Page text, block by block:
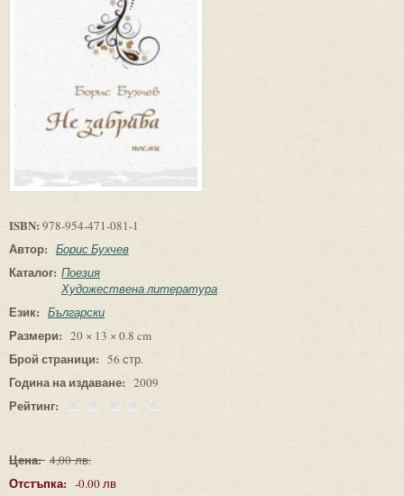
ISBN: 978-954-471-081-1
Автор: Борис Бухчев
Каталог: Поезия
Художествена литература
Език: Български
Размери: 20 × 13 × 0.8 cm
Брой страници: 56 стр.
Година на издаване: 2009
Рейтинг:
Цена: 4,00 лв.
Отстъпка: -0.00 лв